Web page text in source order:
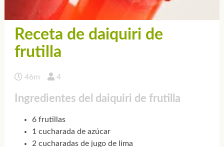
Receta de daiquiri de
frutilla
46m 4
Ingredientes del daiquiri de frutilla
6 frutillas
1 cucharada de azúcar
2 cucharadas de jugo de lima